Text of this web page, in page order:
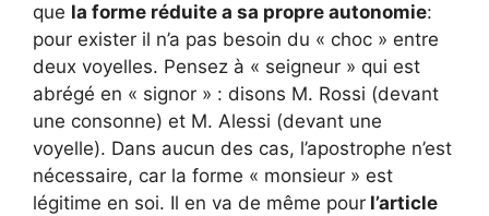
que la forme réduite a sa propre autonomie:
pour exister il n’a pas besoin du « choc » entre
deux voyelles. Pensez à « seigneur » qui est
abrégé en « signor » : disons M. Rossi (devant
une consonne) et M. Alessi (devant une
voyelle). Dans aucun des cas, l’apostrophe n’est
nécessaire, car la forme « monsieur » est
légitime en soi. Il en va de même pour l’article